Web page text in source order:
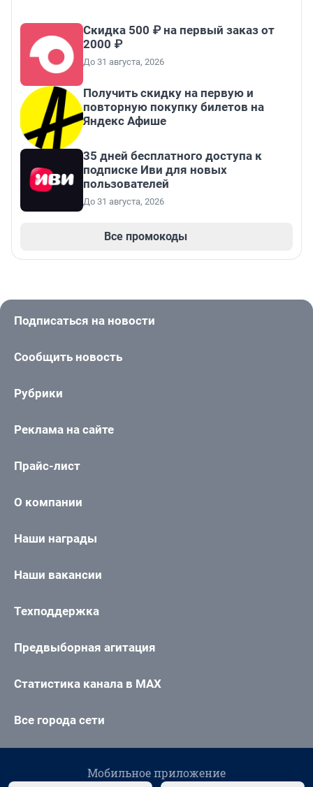
Скидка 500 ₽ на первый заказ от
2000 ₽
До 31 августа, 2026
Получить скидку на первую и
повторную покупку билетов на
Яндекс Афише
35 дней бесплатного доступа к
подписке Иви для новых
пользователей
До 31 августа, 2026
Все промокоды
Подписаться на новости
Сообщить новость
Рубрики
Реклама на сайте
Прайс-лист
О компании
Наши награды
Наши вакансии
Техподдержка
Предвыборная агитация
Статистика канала в MAX
Все города сети
Мобильное приложение